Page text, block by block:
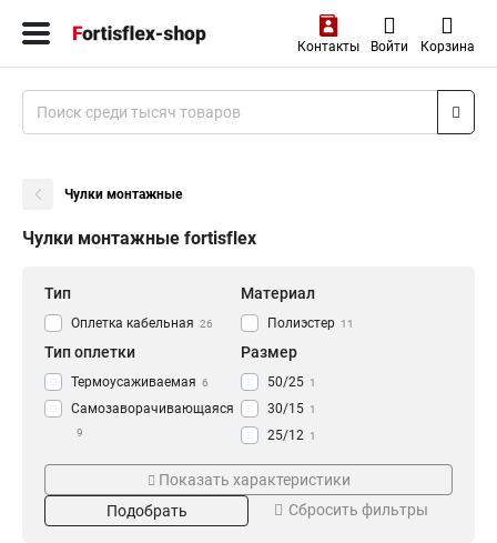
Контакты Войти Корзина
Чулки монтажные
Чулки монтажные fortisflex
Тип
Оплетка кабельная 26
Материал
Полиэстер 11
Тип оплетки
Термоусаживаемая 6
Самозаворачивающаяся
9
Размер
50/25 1
30/15 1
25/12 1
20/10 1
12/6 1
Ширина
Показать характеристики
Подобрать
Сбросить фильтры